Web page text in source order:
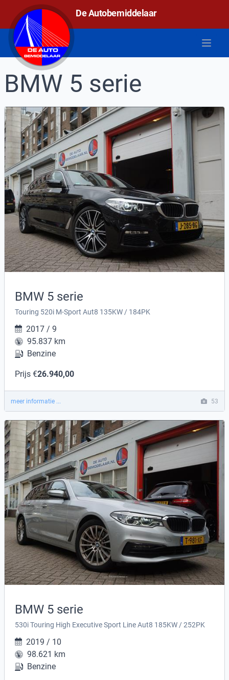
De Autobemiddelaar
Open
De autobemiddelaar
BMW 5 serie
BMW 5 serie
Touring 520i M-Sport Aut8 135KW / 184PK
2017 / 9
95.837 km
Benzine
Prijs €26.940,00
meer informatie ... 53
BMW 5 serie
530i Touring High Executive Sport Line Aut8 185KW / 252PK
2019 / 10
98.621 km
Benzine